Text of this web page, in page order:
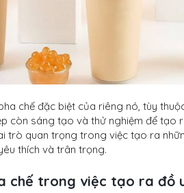
chế đặc biệt của riêng nó, tùy
còn sáng tạo và thử nghiệm để
trò quan trọng trong việc tạo ra
thích và trân trọng.
chế trong việc tạo ra đồ